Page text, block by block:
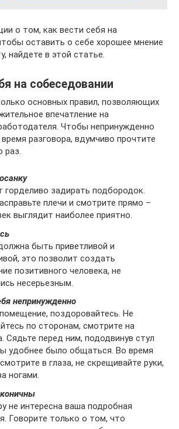
о том, как вести себя на
оставить о себе хорошее мнение
найдете в этой статье.
на собеседовании
основных правил, позволяющих
впечатление на
Чтобы непринужденно
разговора, вдумчиво прочтите
раз.
горделиво задирать подбородок.
плечи и смотрите прямо –
выглядит наиболее приятно.
быть приветливой и
это позволит создать
позитивного человека, не
несерьезным.
непринужденно
поздоровайтесь. Не
по сторонам, смотрите на
Сядьте перед ним, пододвинув стул
удобнее было общаться. Во время
в глаза, не скрещивайте руки,
ногами.
не интересна ваша подробная
Говорите только о том, что